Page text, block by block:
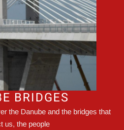
BRIDGES
the Danube and the bridges that
us, the people